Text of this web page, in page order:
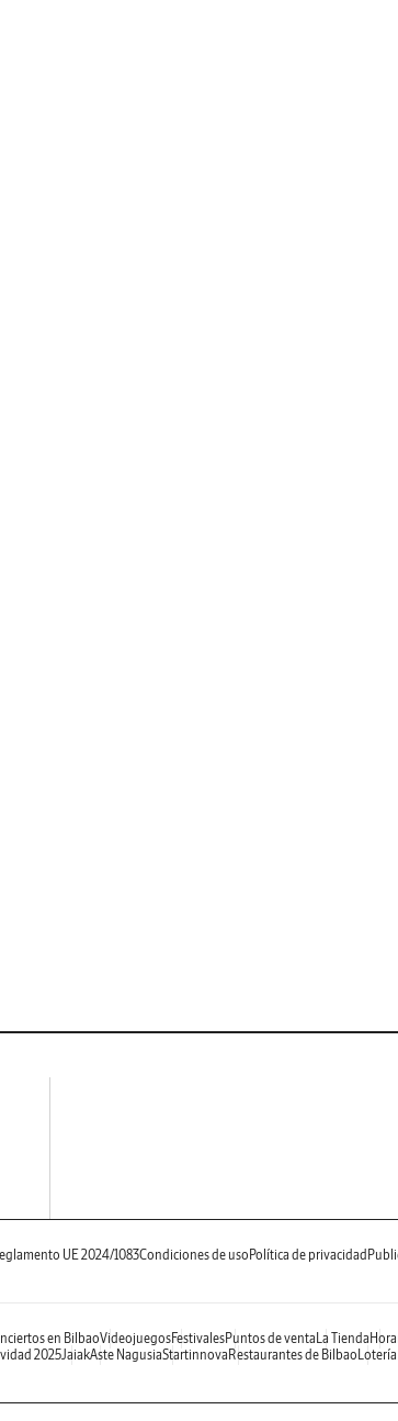
UE 2024/1083Condiciones de uso Política de privacidad
en BilbaoVideojuegosFestivalesPuntos de venta La Tienda
2025JaiakAste NagusiaStartinnova Restaurantes de Bilbao